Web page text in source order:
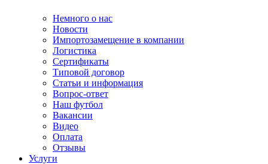
Немного о нас
Новости
Импортозамещение в компании
Логистика
Сертификаты
Типовой договор
Статьи и информация
Вопрос-ответ
Наш футбол
Вакансии
Видео
Оплата
Отзывы
Услуги